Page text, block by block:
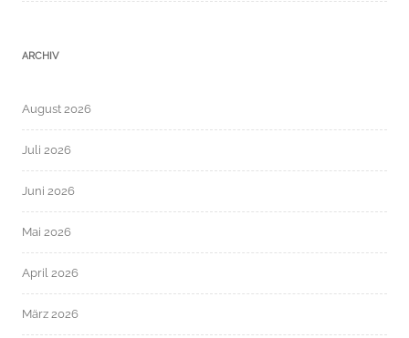
ARCHIV
August 2026
Juli 2026
Juni 2026
Mai 2026
April 2026
März 2026